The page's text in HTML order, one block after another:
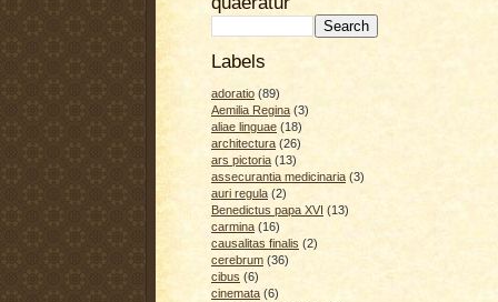
Labels
adoratio (89)
Aemilia Regina (3)
aliae linguae (18)
architectura (26)
ars pictoria (13)
assecurantia medicinaria (3)
auri regula (2)
Benedictus papa XVI (13)
carmina (16)
causalitas finalis (2)
cerebrum (36)
cibus (6)
cinemata (6)